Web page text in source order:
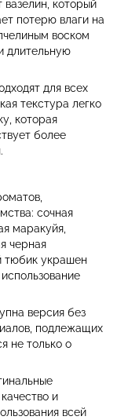
вазелин, который
потерю влаги на
воском
длительную
для всех
текстура легко
которая
более
сочная
маракуйя,
черная
тюбик украшен
версия без
подлежащих
не только о
и
всей